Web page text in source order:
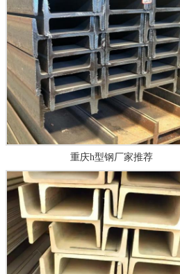
重庆h型钢厂家推荐